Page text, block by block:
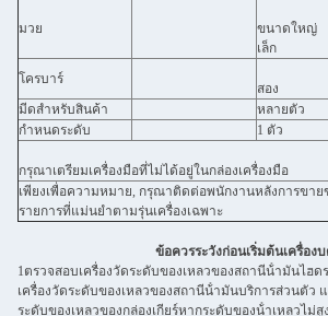
มวย
ขนาดให
เล็ก
โครบาร์
สอง
มีดสําหรับสินค้า
หลายตัว
กําหนดระดับ
1 ตัว
กรุณาเตรียมเครื่องมือที่ไม่ได้อยู่ในกล่องเครื่องมือ
เพียงเพื่อความหมาย, กรุณาติดต่อพนักงานหลังการขาย
รายการที่แม่นยําตามรุ่นเครื่องเฉพาะ
ข้อควรระวังก่อนเริ่มต้นเครื่อง
1ตรวจสอบเครื่องวัดระดับของเหลวของสถานีน้ํามันไฮ
เครื่องวัดระดับของเหลวของสถานีน้ํามันบริการส่วนตัว
ระดับของเหลวของกล่องเกียร์หากระดับของน้ําเหลวไม่